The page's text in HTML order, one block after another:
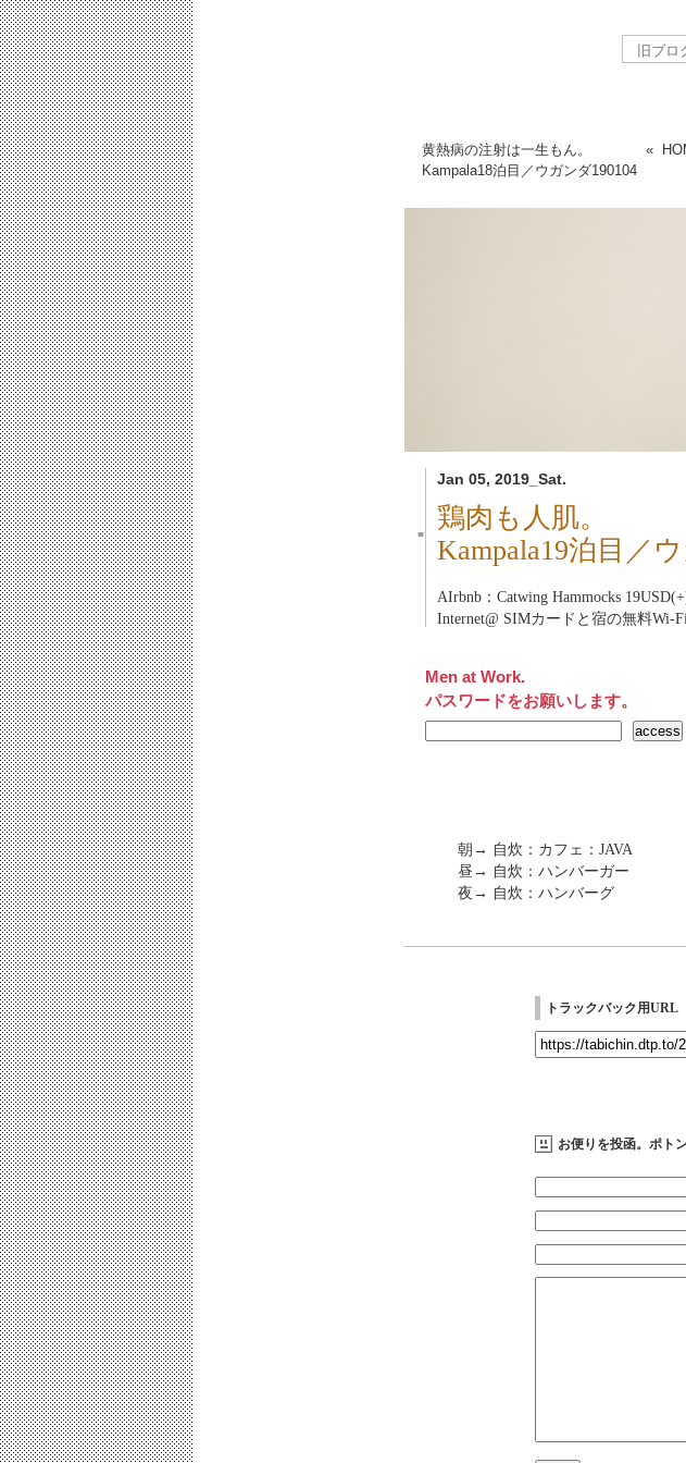
黄熱病の注射は一生もん。
Kampala18泊目／ウガンダ190104
«
Jan 05, 2019_Sat.
■
鶏肉も人肌。
Kampala19泊目／
AIrbnb：Catwing Hammocks
Internet@ SIMカードと宿の無料Wi-Fi
Men at Work.
パスワードをお願いします。
朝→ 自炊：カフェ：JAVA
昼→ 自炊：ハンバーガー
夜→ 自炊：ハンバーグ
トラックバック用URL
お便りを投函。ポト